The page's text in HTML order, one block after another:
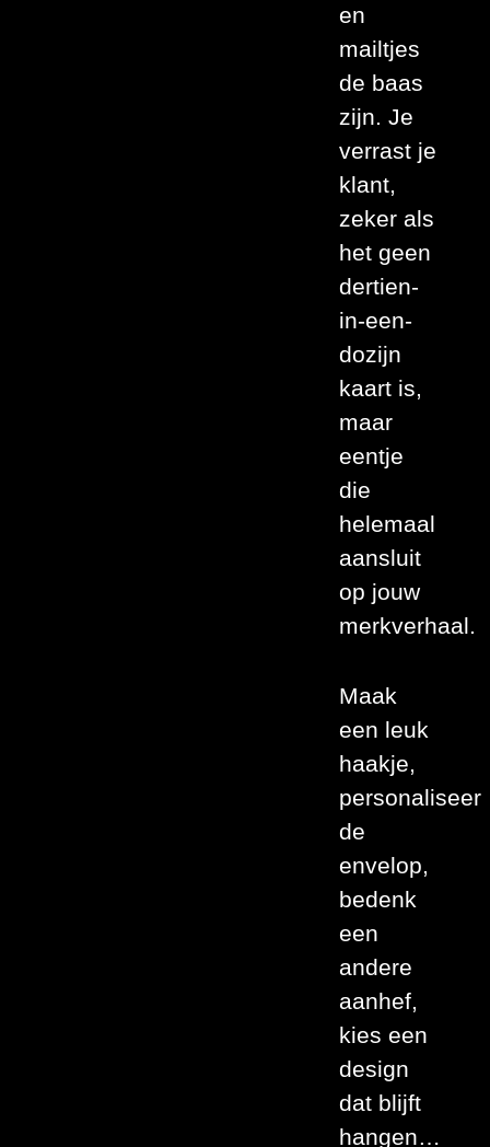
en
mailtjes
de baas
zijn. Je
verrast je
klant,
zeker als
het geen
dertien-
in-een-
dozijn
kaart is,
maar
eentje
die
helemaal
aansluit
op jouw
merkverhaal.
Maak
een leuk
haakje,
personaliseer
de
envelop,
bedenk
een
andere
aanhef,
kies een
design
dat blijft
hangen…